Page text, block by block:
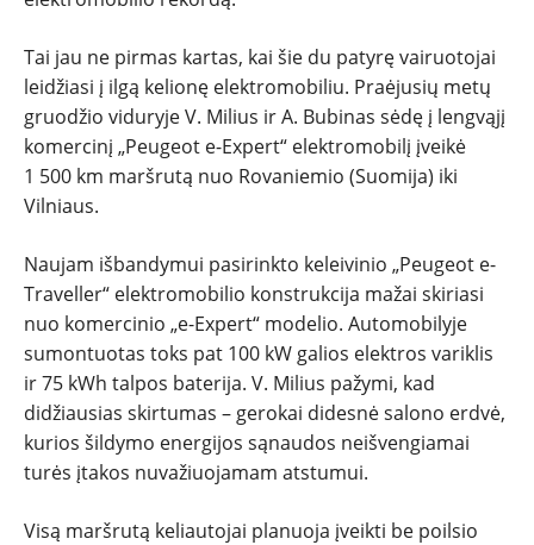
NAUDOTI
REPORTAŽAI
SPORTAS
PATARIMAI
ĮVAIRENYBĖS
Tai jau ne pirmas kartas, kai šie du patyrę vairuotojai
leidžiasi į ilgą kelionę elektromobiliu. Praėjusių metų
gruodžio viduryje V. Milius ir A. Bubinas sėdę į lengvąjį
komercinį „Peugeot e-Expert“ elektromobilį įveikė
1 500 km maršrutą nuo Rovaniemio (Suomija) iki
Vilniaus.
Naujam išbandymui pasirinkto keleivinio „Peugeot e-
Traveller“ elektromobilio konstrukcija mažai skiriasi
nuo komercinio „e-Expert“ modelio. Automobilyje
sumontuotas toks pat 100 kW galios elektros variklis
ir 75 kWh talpos baterija. V. Milius pažymi, kad
didžiausias skirtumas – gerokai didesnė salono erdvė,
kurios šildymo energijos sąnaudos neišvengiamai
turės įtakos nuvažiuojamam atstumui.
Visą maršrutą keliautojai planuoja įveikti be poilsio